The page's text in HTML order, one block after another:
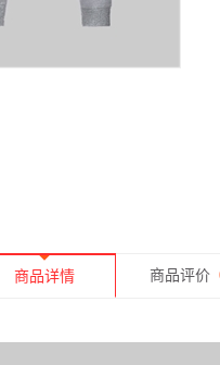
商品详情 商品评价